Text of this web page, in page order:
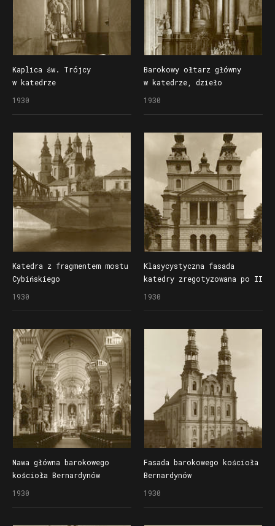
Kaplica św. Trójcy
w katedrze
1930
Barokowy ołtarz główny
w katedrze, dzieło
1930
Katedra z fragmentem mostu
Cybińskiego
1930
Klasycystyczna fasada
katedry zregotyzowana po II
1930
Nawa główna barokowego
kościoła Bernardynów
1930
Fasada barokowego kościoła
Bernardynów
1930